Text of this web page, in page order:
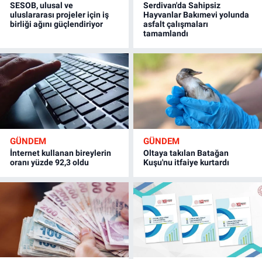
SESOB, ulusal ve
uluslararası projeler için iş
birliği ağını güçlendiriyor
Serdivan'da Sahipsiz
Hayvanlar Bakımevi yolunda
asfalt çalışmaları
tamamlandı
GÜNDEM
İnternet kullanan bireylerin
oranı yüzde 92,3 oldu
GÜNDEM
Oltaya takılan Batağan
Kuşu'nu itfaiye kurtardı